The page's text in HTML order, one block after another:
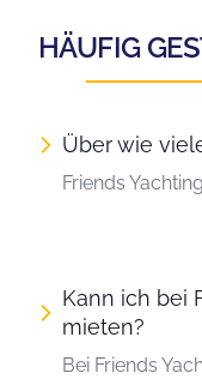
HÄUFIG
Über wie
Friends
Kann ich bei
mieten?
Bei Friends